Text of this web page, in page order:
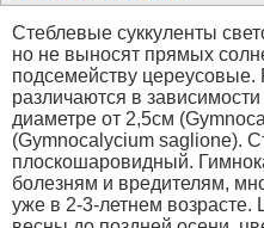
Стеблевые суккуленты
но не выносят прямых
подсемейству
различаются в
диаметре от 2,5см
(Gymnocalycium saglione).
плоскошаровидный.
болезням и вредителям,
уже в 2-3-летнем возрасте.